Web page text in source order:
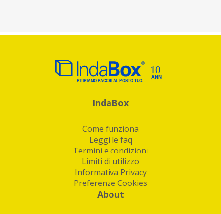
IndaBox
Come funziona
Leggi le faq
Termini e condizioni
Limiti di utilizzo
Informativa Privacy
Preferenze Cookies
About